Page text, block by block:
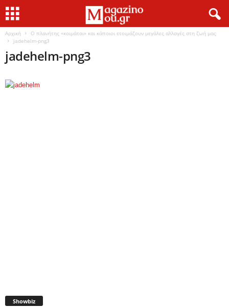
Αρχική
Ο πλανήτης «κοιμάται» και κάποιοι ετοιμάζουν μεγάλες αλλαγές στη ζωή μας
jadehelm-png3
jadehelm-png3
Showbiz